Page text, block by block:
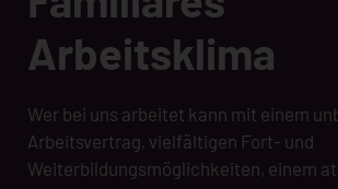
Arbeitsklima
Wer bei uns arbeitet kann mit einem
Arbeitsvertrag, vielfältigen Fort- und
Weiterbildungsmöglichkeiten, einem